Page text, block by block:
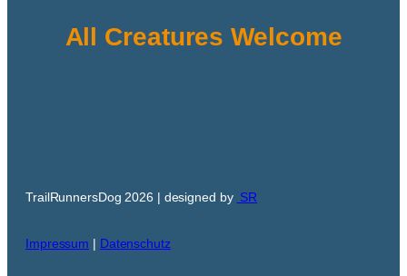
All Creatures Welcome
TrailRunnersDog 2026 | designed by SR
Impressum | Datenschutz